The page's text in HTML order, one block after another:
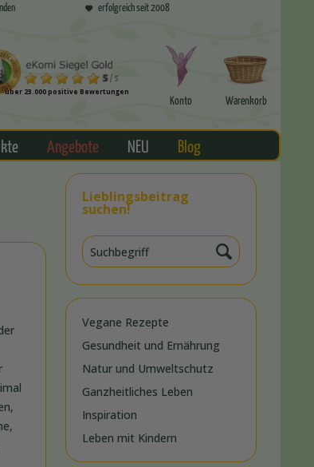
erfolgreich seit 2008
über 23.000 positive Bewertungen
Konto Warenkorb
Angebote NEU Blog
Lieblingsbeitrag
suchen!
Vegane Rezepte
Gesundheit und Ernährung
Natur und Umweltschutz
Ganzheitliches Leben
Inspiration
Leben mit Kindern